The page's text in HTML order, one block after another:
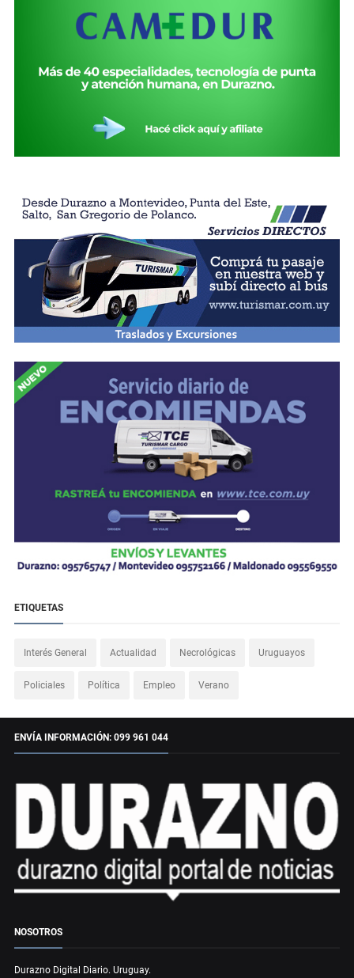
ETIQUETAS
Interés General Actualidad Necrológicas Uruguayos
Policiales Política Empleo Verano
ENVÍA INFORMACIÓN: 099 961 044
NOSOTROS
Durazno Digital Diario. Uruguay.